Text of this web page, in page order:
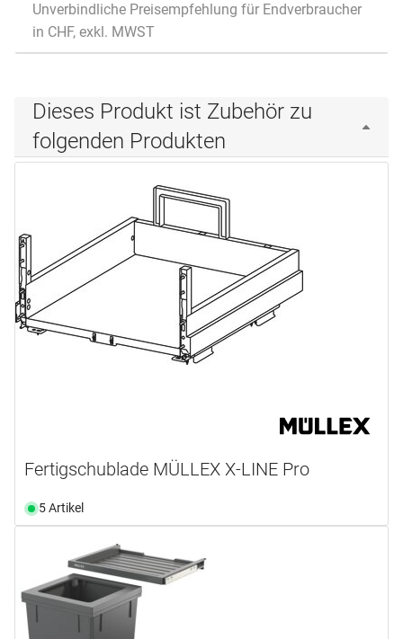
Unverbindliche Preisempfehlung für Endverbraucher
in CHF, exkl. MWST
Dieses Produkt ist Zubehör zu
folgenden Produkten
Fertigschublade MÜLLEX X-LINE Pro
5 Artikel